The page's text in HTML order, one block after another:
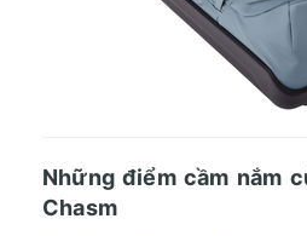
Những điểm cầm nắm
Chasm